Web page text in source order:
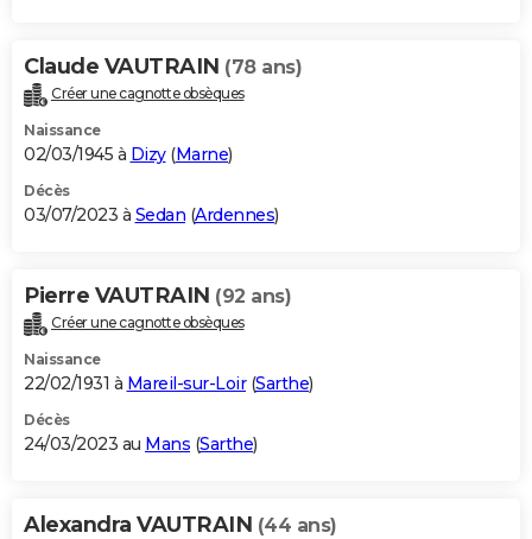
Claude VAUTRAIN (78 ans)
Créer une cagnotte obsèques
Naissance
02/03/1945 à Dizy(Marne)
Décès
03/07/2023 à Sedan (Ardennes)
Pierre VAUTRAIN (92 ans)
Créer une cagnotte obsèques
Naissance
22/02/1931 à Mareil-sur-Loir(Sarthe)
Décès
24/03/2023 au Mans (Sarthe)
Alexandra VAUTRAIN (44 ans)